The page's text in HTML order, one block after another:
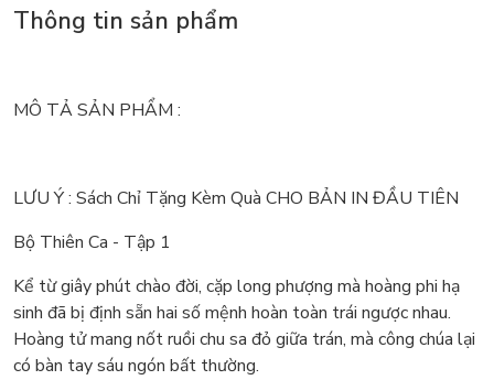
Thông tin sản phẩm
MÔ TẢ SẢN PHẨM :
LƯU Ý : Sách Chỉ Tặng Kèm Quà CHO BẢN IN ĐẦU TIÊN
Bộ Thiên Ca - Tập 1
Kể từ giây phút chào đời, cặp long phượng mà hoàng phi hạ
sinh đã bị định sẵn hai số mệnh hoàn toàn trái ngược nhau.
Hoàng tử mang nốt ruồi chu sa đỏ giữa trán, mà công chúa lại
có bàn tay sáu ngón bất thường.